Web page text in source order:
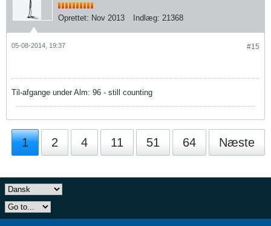
Oprettet: Nov 2013 Indlæg: 21368
#15
05-08-2014, 19:37
Til-afgange under Alm: 96 - still counting
1 2 4 11 51 64 Næste